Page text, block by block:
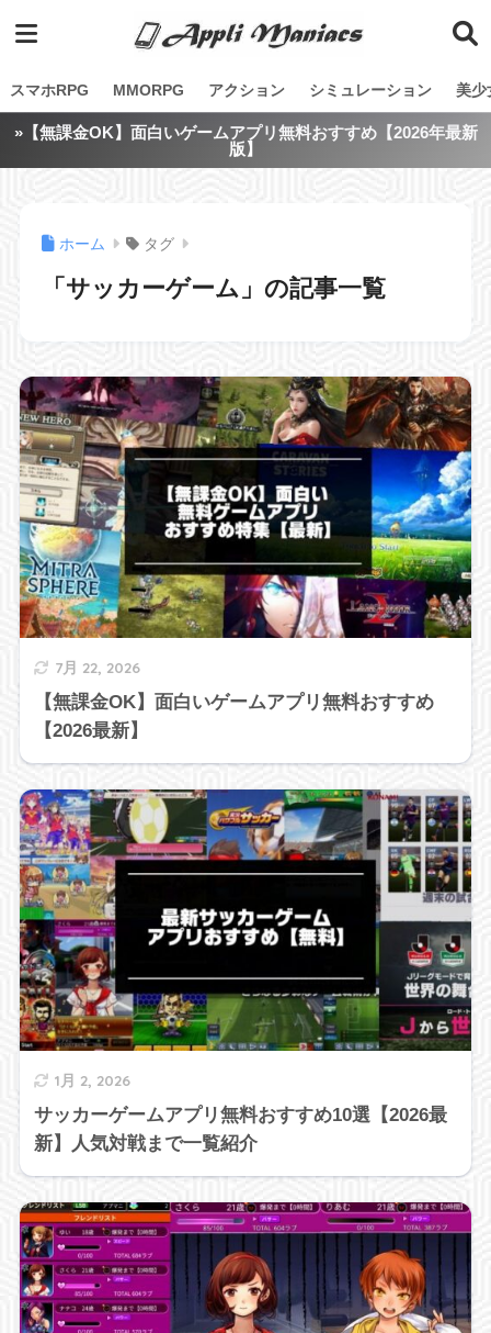
スマホRPG MMORPG アクション シミュレーション 美少
»【無課金OK】面白いゲームアプリ無料おすすめ【2026年最新
版】
ホーム タグ
「サッカーゲーム」の記事一覧
7月 22, 2026
【無課金OK】面白いゲームアプリ無料おすすめ
【2026最新】
1月 2, 2026
サッカーゲームアプリ無料おすすめ10選【2026最
新】人気対戦まで一覧紹介